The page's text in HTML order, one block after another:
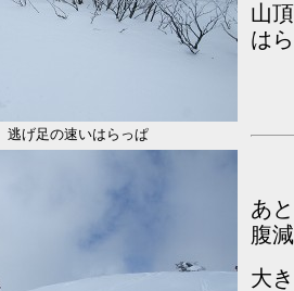
山
は
逃げ足の速いはらっぱ
あ
腹
大